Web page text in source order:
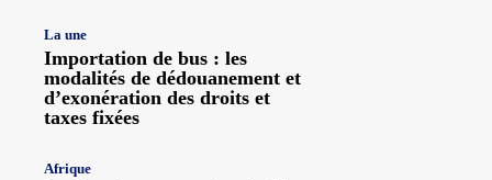
La une
Importation de bus : les
modalités de dédouanement et
d’exonération des droits et
taxes fixées
Afrique